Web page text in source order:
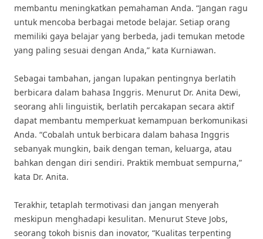
membantu meningkatkan pemahaman Anda. “Jangan ragu
untuk mencoba berbagai metode belajar. Setiap orang
memiliki gaya belajar yang berbeda, jadi temukan metode
yang paling sesuai dengan Anda,” kata Kurniawan.
Sebagai tambahan, jangan lupakan pentingnya berlatih
berbicara dalam bahasa Inggris. Menurut Dr. Anita Dewi,
seorang ahli linguistik, berlatih percakapan secara aktif
dapat membantu memperkuat kemampuan berkomunikasi
Anda. “Cobalah untuk berbicara dalam bahasa Inggris
sebanyak mungkin, baik dengan teman, keluarga, atau
bahkan dengan diri sendiri. Praktik membuat sempurna,”
kata Dr. Anita.
Terakhir, tetaplah termotivasi dan jangan menyerah
meskipun menghadapi kesulitan. Menurut Steve Jobs,
seorang tokoh bisnis dan inovator, “Kualitas terpenting